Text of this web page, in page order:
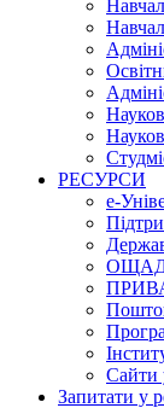
РЕСУРСИ
е-
Сайти
Запитати у